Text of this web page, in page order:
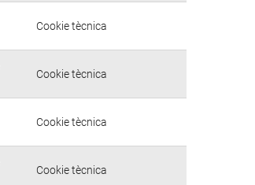
Cookie tècnica
Cookie tècnica
Cookie tècnica
Cookie tècnica